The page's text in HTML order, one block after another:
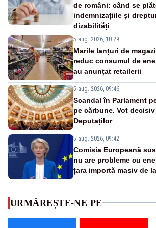
de români: când se
indemnizațiile și
dizabilități
5 aug. 2026, 10:29
Marile lanțuri de
reduc consumul de
au anunțat retailerii
5 aug. 2026, 09:46
Scandal în Parlament
pe cărbune. Vot
Deputaților
5 aug. 2026, 09:42
Comisia Europeană
nu are probleme cu
țara importă masiv de
URMĂREȘTE-NE PE